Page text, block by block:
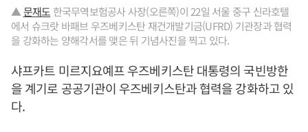
▲문재도 한국무역보험공사 사장(오른쪽)이 22일 서울 중구 신라호텔
에서 슈크랏 바패브 우즈베키스탄 재건개발기금(UFRD) 기관장과 협력
을 강화하는 양해각서를 맺은 뒤 기념사진을 찍고 있다.
샤프카트 미르지요예프 우즈베키스탄 대통령의 국빈방한
을 계기로 공공기관이 우즈베키스탄과 협력을 강화하고 있
다.